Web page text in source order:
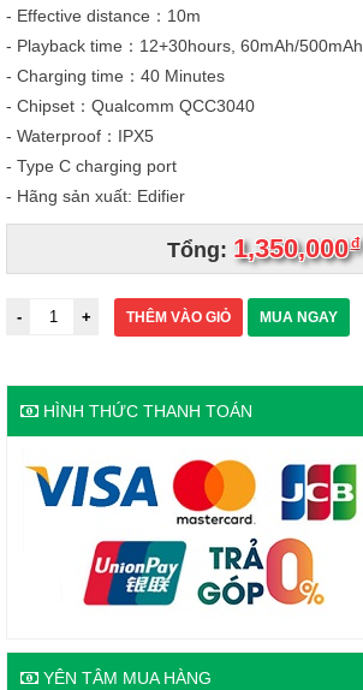
- Effective distance：10m
- Playback time：12+30hours, 60mAh/500mAh
- Charging time：40 Minutes
- Chipset：Qualcomm QCC3040
- Waterproof：IPX5
- Type C charging port
- Hãng sản xuất: Edifier
Tổng: 1,350,000đ
THÊM VÀO GIỎ MUA NGAY
HÌNH THỨC THANH TOÁN
YÊN TÂM MUA HÀNG